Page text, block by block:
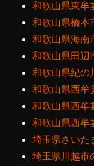
和歌山県東牟
和歌山県橋本
和歌山県海南
和歌山県田辺
和歌山県紀の
和歌山県西牟
和歌山県西牟
和歌山県西牟
埼玉県さいた
埼玉県川越市